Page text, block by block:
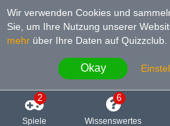
Wir verwenden Cookies und
Sie, um Ihre Nutzung unserer
mehr über Ihre Daten auf Quizzclub.
Okay
2
Spiele
6
Wissenswertes